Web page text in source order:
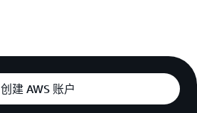
创建 AWS 账户